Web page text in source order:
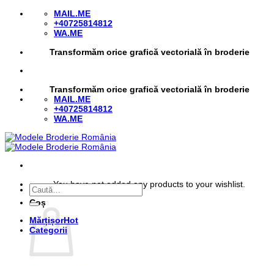
Skip
MAIL.ME
+40725814812
WA.ME
Transformăm orice grafică vectorială în broderie
Transformăm orice grafică vectorială în broderie
MAIL.ME
+40725814812
WA.ME
You have not added any products to your wishlist.
Coș
Caută
după:
Mărțișor
Categorii